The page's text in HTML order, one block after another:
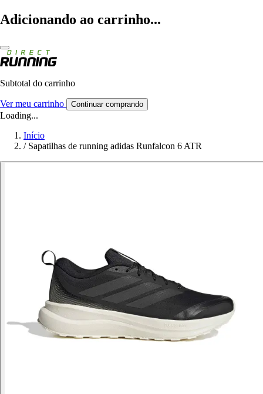
Adicionando ao carrinho...
Subtotal do carrinho
Ver meu carrinho Continuar comprando
Loading...
Início
/ Sapatilhas de running adidas Runfalcon 6 ATR